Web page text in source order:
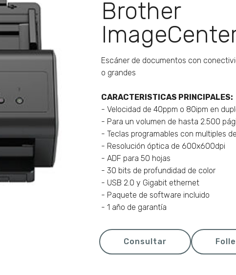
Brother
Escáner de documentos con
o grandes
CARACTERISTICAS PRINCIPALES:
- Velocidad de 40ppm o 80ipm en
- Para un volumen de hasta 2.500
- Teclas programables con multiples
- Resolución óptica de 600x600dpi
- ADF para 50 hojas
- 30 bits de profundidad de color
- USB 2.0 y Gigabit ethernet
- Paquete de software incluido
- 1 año de garantía
Consultar